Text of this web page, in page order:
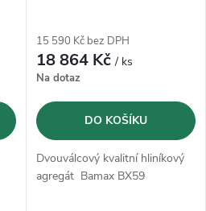
15 590 Kč bez DPH
18 864 Kč/ ks
Na dotaz
DO KOŠÍKU
Dvouválcový kvalitní hliníkový
agregát Bamax BX59